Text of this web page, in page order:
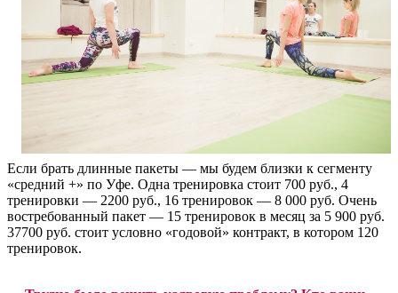
Если брать длинные пакеты — мы будем близки к сегменту
«средний +» по Уфе. Одна тренировка стоит 700 руб., 4
тренировки — 2200 руб., 16 тренировок — 8 000 руб. Очень
востребованный пакет — 15 тренировок в месяц за 5 900 руб.
37700 руб. стоит условно «годовой» контракт, в котором 120
тренировок.